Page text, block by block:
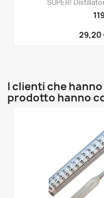
SUPER!
29,20
I clienti che
prodotto hanno